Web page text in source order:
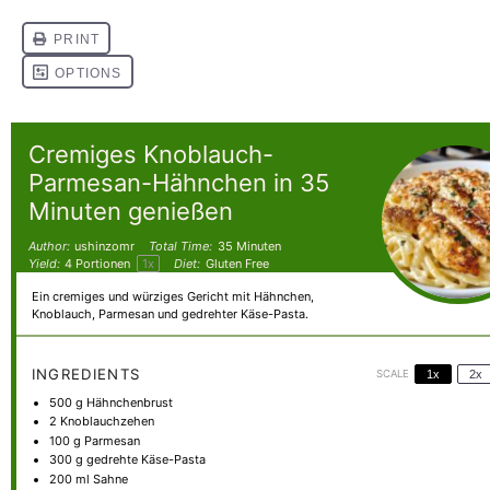
Cremiges Knoblauch-
Parmesan-Hähnchen in 35
Minuten genießen
Author: ushinzomr Total Time: 35 Minuten
Yield: 4 Portionen 1x Diet: Gluten Free
Ein cremiges und würziges Gericht mit Hähnchen,
Knoblauch, Parmesan und gedrehter Käse-Pasta.
INGREDIENTS SCALE 1x 2x
500 g Hähnchenbrust
2 Knoblauchzehen
100 g Parmesan
300 g gedrehte Käse-Pasta
200 ml Sahne